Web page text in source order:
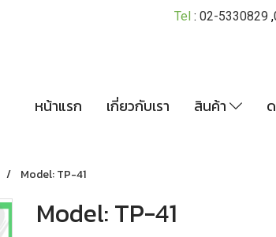
Tel : 02-5330829 ,
หน้าแรก เกี่ยวกับเรา สินค้า
Model: TP-41
Model: TP-41